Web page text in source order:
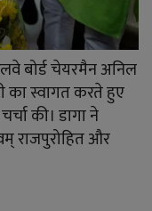
बोर्ड चेयरमैन अनिल
का स्वागत करते हुए
की। डागा ने
राजपुरोहित और